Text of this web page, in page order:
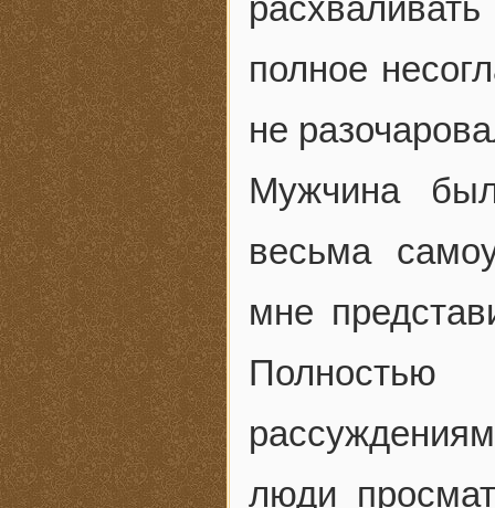
полное
не
Мужчина
весьма
мне
люди